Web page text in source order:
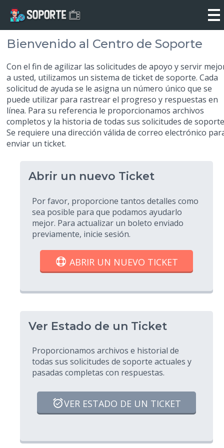
Bienvenido al Centro de Soporte
Con el fin de agilizar las solicitudes de apoyo y servir
a usted, utilizamos un sistema de ticket de soporte. Cada
solicitud de ayuda se le asigna un número único que se
puede utilizar para rastrear el progreso y respuestas en
línea. Para su referencia le proporcionamos archivos
completos y la historia de todas sus solicitudes de
Se requiere una dirección válida de correo electrónico
enviar un ticket.
Abrir un nuevo Ticket
Por favor, proporcione tantos detalles como
sea posible para que podamos ayudarlo
mejor. Para actualizar un boleto enviado
previamente, inicie sesión.
ABRIR UN NUEVO TICKET
Ver Estado de un Ticket
Proporcionamos archivos e historial de
todas sus solicitudes de soporte actuales y
pasadas completas con respuestas.
VER ESTADO DE UN TICKET